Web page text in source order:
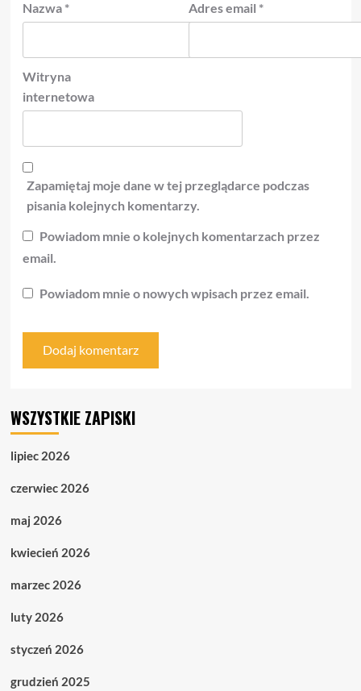
Nazwa * Adres email *
Witryna
internetowa
Zapamiętaj moje dane w tej przeglądarce podczas
pisania kolejnych komentarzy.
Powiadom mnie o kolejnych komentarzach przez
email.
Powiadom mnie o nowych wpisach przez email.
WSZYSTKIE ZAPISKI
lipiec 2026
czerwiec 2026
maj 2026
kwiecień 2026
marzec 2026
luty 2026
styczeń 2026
grudzień 2025